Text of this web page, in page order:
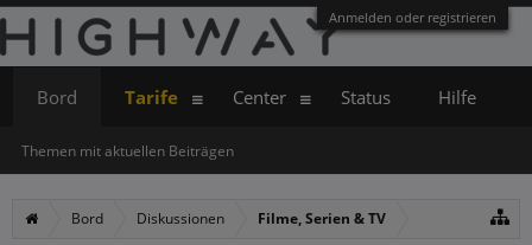
Anmelden oder registrieren
Bord Diskussionen Filme, Serien & TV
Bord
Themen mit aktuellen Beiträgen
Tarife Center Status Hilfe